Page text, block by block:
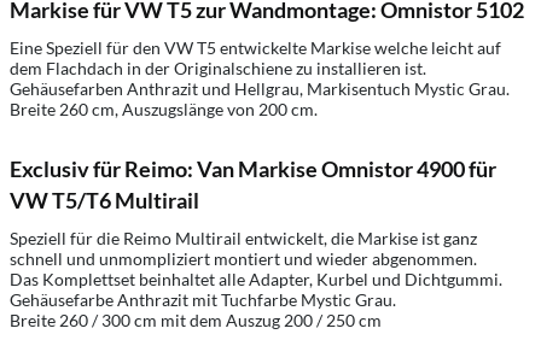
Markise für VW T5 zur Wandmontage: Omnistor 5102
Eine Speziell für den VW T5 entwickelte Markise welche leicht auf
dem Flachdach in der Originalschiene zu installieren ist.
Gehäusefarben Anthrazit und Hellgrau, Markisentuch Mystic Grau.
Breite 260 cm, Auszugslänge von 200 cm.
Exclusiv für Reimo: Van Markise Omnistor 4900 für
VW T5/T6 Multirail
Speziell für die Reimo Multirail entwickelt, die Markise ist ganz
schnell und unmompliziert montiert und wieder abgenommen.
Das Komplettset beinhaltet alle Adapter, Kurbel und Dichtgummi.
Gehäusefarbe Anthrazit mit Tuchfarbe Mystic Grau.
Breite 260 / 300 cm mit dem Auszug 200 / 250 cm